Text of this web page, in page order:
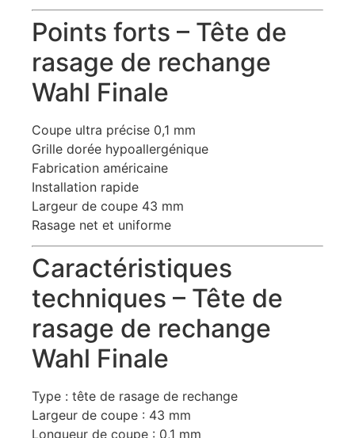
Points forts – Tête de
rasage de rechange
Wahl Finale
Coupe ultra précise 0,1 mm
Grille dorée hypoallergénique
Fabrication américaine
Installation rapide
Largeur de coupe 43 mm
Rasage net et uniforme
Caractéristiques
techniques – Tête de
rasage de rechange
Wahl Finale
Type : tête de rasage de rechange
Largeur de coupe : 43 mm
Longueur de coupe : 0,1 mm